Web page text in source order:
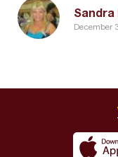
Sandra
December